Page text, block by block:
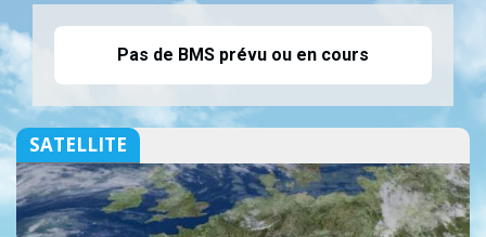
Pas de BMS prévu ou en cours
SATELLITE